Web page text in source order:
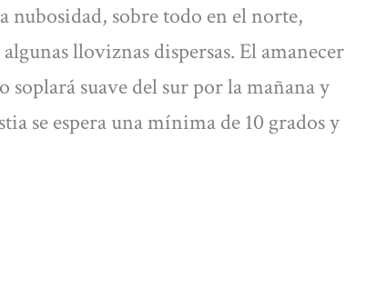
nubosidad, sobre todo en el norte,
lloviznas dispersas. El amanecer
suave del sur por la mañana y
se espera una mínima de 10 grados y